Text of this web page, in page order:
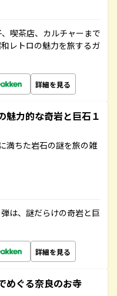
喫茶店、カルチャーまで
レトロの魅力を旅するガ
詳細を見る
力的な奇岩と巨石１
満ちた岩石の謎を旅の雑
は、謎だらけの奇岩と巨
詳細を見る
ぐる奈良のお寺